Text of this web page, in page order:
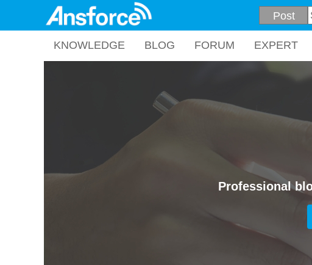
KNOWLEDGE BLOG FORUM EXPERT
Professional